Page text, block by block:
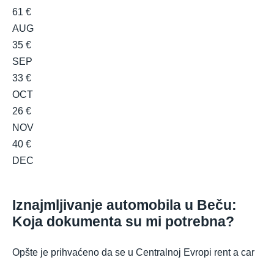
61 €
AUG
35 €
SEP
33 €
OCT
26 €
NOV
40 €
DEC
Iznajmljivanje automobila u Beču:
Koja dokumenta su mi potrebna?
Opšte je prihvaćeno da se u Centralnoj Evropi rent a car